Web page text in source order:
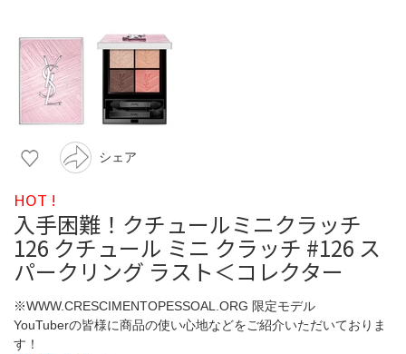
シェア
HOT !
入手困難！クチュールミニクラッチ
126 クチュール ミニ クラッチ #126 ス
パークリング ラスト＜コレクター
※WWW.CRESCIMENTOPESSOAL.ORG 限定モデル
YouTuberの皆様に商品の使い心地などをご紹介いただいておりま
す！